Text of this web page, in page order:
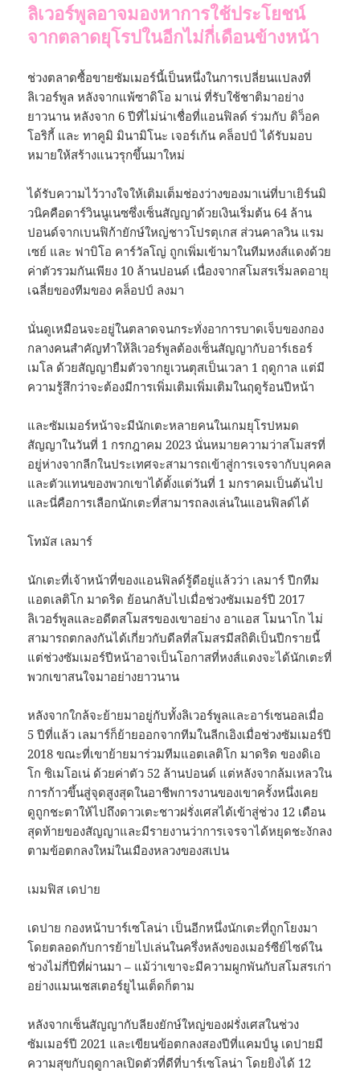
ลิเวอร์พูลอาจมองหาการใช้ประโยชน์
จากตลาดยุโรปในอีกไม่กี่เดือนข้างหน้า
ช่วงตลาดซื้อขายซัมเมอร์นี้เป็นหนึ่งในการเปลี่ยนแปลงที่
ลิเวอร์พูล หลังจากแพ้ซาดิโอ มาเน่ ที่รับใช้ชาติมาอย่าง
ยาวนาน หลังจาก 6 ปีที่ไม่น่าเชื่อที่แอนฟิลด์ ร่วมกับ ดิว็อค
โอริกี้ และ ทาคูมิ มินามิโนะ เจอร์เก้น คล็อปป์ ได้รับมอบ
หมายให้สร้างแนวรุกขึ้นมาใหม่
ได้รับความไว้วางใจให้เติมเต็มช่องว่างของมาเน่ที่บาเยิร์นมิ
วนิคคือดาร์วินนูเนซซึ่งเซ็นสัญญาด้วยเงินเริ่มต้น 64 ล้าน
ปอนด์จากเบนฟิก้ายักษ์ใหญ่ชาวโปรตุเกส ส่วนคาลวิน แรม
เซย์ และ ฟาบิโอ คาร์วัลโญ่ ถูกเพิ่มเข้ามาในทีมหงส์แดงด้วย
ค่าตัวรวมกันเพียง 10 ล้านปอนด์ เนื่องจากสโมสรเริ่มลดอายุ
เฉลี่ยของทีมของ คล็อปป์ ลงมา
นั่นดูเหมือนจะอยู่ในตลาดจนกระทั่งอาการบาดเจ็บของกอง
กลางคนสําคัญทําให้ลิเวอร์พูลต้องเซ็นสัญญากับอาร์เธอร์
เมโล ด้วยสัญญายืมตัวจากยูเวนตุสเป็นเวลา 1 ฤดูกาล แต่มี
ความรู้สึกว่าจะต้องมีการเพิ่มเติมเพิ่มเติมในฤดูร้อนปีหน้า
และซัมเมอร์หน้าจะมีนักเตะหลายคนในเกมยุโรปหมด
สัญญาในวันที่ 1 กรกฎาคม 2023 นั่นหมายความว่าสโมสรที่
อยู่ห่างจากลีกในประเทศจะสามารถเข้าสู่การเจรจากับบุคคล
และตัวแทนของพวกเขาได้ตั้งแต่วันที่ 1 มกราคมเป็นต้นไป
และนี่คือการเลือกนักเตะที่สามารถลงเล่นในแอนฟิลด์ได้
โทมัส เลมาร์
นักเตะที่เจ้าหน้าที่ของแอนฟิลด์รู้ดีอยู่แล้วว่า เลมาร์ ปีกทีม
แอตเลติโก มาดริด ย้อนกลับไปเมื่อช่วงซัมเมอร์ปี 2017
ลิเวอร์พูลและอดีตสโมสรของเขาอย่าง อาแอส โมนาโก ไม่
สามารถตกลงกันได้เกี่ยวกับดีลที่สโมสรมีสถิติเป็นปีกรายนี้
แต่ช่วงซัมเมอร์ปีหน้าอาจเป็นโอกาสที่หงส์แดงจะได้นักเตะที่
พวกเขาสนใจมาอย่างยาวนาน
หลังจากใกล้จะย้ายมาอยู่กับทั้งลิเวอร์พูลและอาร์เซนอลเมื่อ
5 ปีที่แล้ว เลมาร์ก็ย้ายออกจากทีมในลีกเอิงเมื่อช่วงซัมเมอร์ปี
2018 ขณะที่เขาย้ายมาร่วมทีมแอตเลติโก มาดริด ของดิเอ
โก ซิเมโอเน่ ด้วยค่าตัว 52 ล้านปอนด์ แต่หลังจากล้มเหลวใน
การก้าวขึ้นสู่จุดสูงสุดในอาชีพการงานของเขาครั้งหนึ่งเคย
ดูถูกชะตาให้ไปถึงดาวเตะชาวฝรั่งเศสได้เข้าสู่ช่วง 12 เดือน
สุดท้ายของสัญญาและมีรายงานว่าการเจรจาได้หยุดชะงักลง
ตามข้อตกลงใหม่ในเมืองหลวงของสเปน
เมมฟิส เดปาย
เดปาย กองหน้าบาร์เซโลน่า เป็นอีกหนึ่งนักเตะที่ถูกโยงมา
โดยตลอดกับการย้ายไปเล่นในครึ่งหลังของเมอร์ซีย์ไซด์ใน
ช่วงไม่กี่ปีที่ผ่านมา – แม้ว่าเขาจะมีความผูกพันกับสโมสรเก่า
อย่างแมนเชสเตอร์ยูไนเต็ดก็ตาม
หลังจากเซ็นสัญญากับลียงยักษ์ใหญ่ของฝรั่งเศสในช่วง
ซัมเมอร์ปี 2021 และเขียนข้อตกลงสองปีที่แคมป์นู เดปายมี
ความสุขกับฤดูกาลเปิดตัวที่ดีที่บาร์เซโลน่า โดยยิงได้ 12